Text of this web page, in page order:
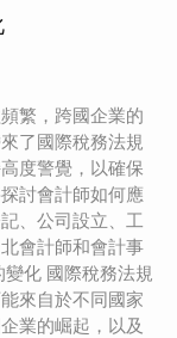
繁，跨國企業的
了國際稅務法規
度警覺，以確保
討會計師如何應
、公司設立、工
會計師和會計事
化 國際稅務法規
來自於不同國家
業的崛起，以及